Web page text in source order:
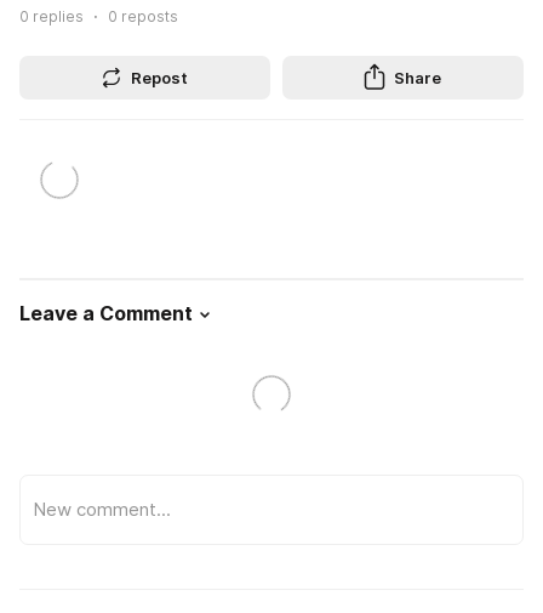
0 replies 0 reposts
Repost Share
Leave a Comment